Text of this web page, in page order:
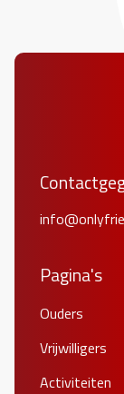
Pagina's
Ouders
Vrijwilligers
Activiteiten